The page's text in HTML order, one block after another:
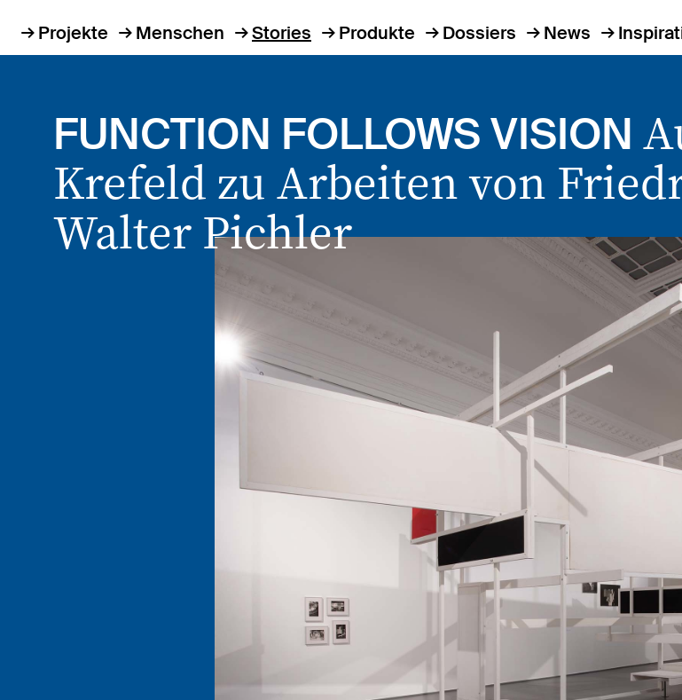
Projekte Menschen Stories Produkte Dossiers News
FUNCTION FOLLOWS VISION
Krefeld zu Arbeiten von
Walter Pichler